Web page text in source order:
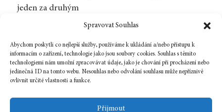
Spravovat Souhlas
Abychom poskytli co nejlepší služby, používáme k ukládání a/nebo přístupu k
informacím o zařízení, technologie jako jsou soubory cookies. Souhlas s těmito
technologiemi nám umožní zpracovávat údaje, jako je chování při procházení nebo
jedinečná ID na tomto webu. Nesouhlas nebo odvolání souhlasu může nepříznivě
ovlivnit určité vlastnosti a funkce.
Přijmout
jeden za druhým
ako vajcia, vypustené zo slepačieho tela tesne pred,
života
po živote; aj starcom, obklopeným
konečným pachom vlastnej hrdze.